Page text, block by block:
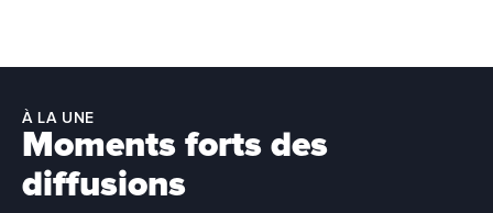
À LA UNE
Moments forts des
diffusions